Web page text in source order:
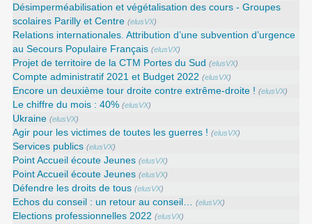
Désimperméabilisation et végétalisation des cours - Groupes
scolaires Parilly et Centre (elusVX)
Relations internationales. Attribution d’une subvention d’urgence
au Secours Populaire Français (elusVX)
Projet de territoire de la CTM Portes du Sud (elusVX)
Compte administratif 2021 et Budget 2022 (elusVX)
Encore un deuxième tour droite contre extrême-droite ! (elusVX)
Le chiffre du mois : 40% (elusVX)
Ukraine (elusVX)
Agir pour les victimes de toutes les guerres ! (elusVX)
Services publics (elusVX)
Point Accueil écoute Jeunes (elusVX)
Point Accueil écoute Jeunes (elusVX)
Défendre les droits de tous (elusVX)
Echos du conseil : un retour au conseil… (elusVX)
Elections professionnelles 2022 (elusVX)